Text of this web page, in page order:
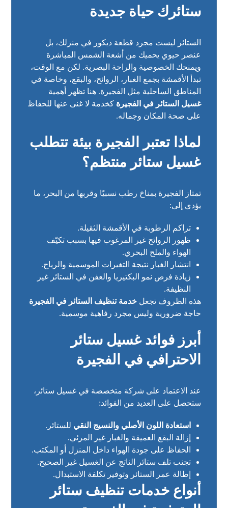
ستائرك حياة جديدة
الستائر ليست مجرد قطعة ديكور في منزلك، بل
عنصر حيوي يحميك من أشعة الشمس المباشرة
ويمنحك الخصوصية والراحة البصرية. لكن مع الوقت،
تبدأ الأقمشة بجمع الغبار، الروائح، والبقع، وخاصة في
المناطق الساحلية مثل الفجيرة. هنا تظهر أهمية
غسيل الستائر في الفجيرة كخدمة لا غنى عنها للحفاظ
على صحة المكان وجماله.
لماذا تعتبر الفجيرة بيئة تتطلب
غسيل ستائر منتظم؟
تمتاز الفجيرة بمناخ رطب نسبيًا وقربها من البحر، ما
يؤدي إلى:
تراكم الرطوبة في الأقمشة الثقيلة.
ظهور الروائح غير المرغوب فيها بسبب تكيّف
الهواء والملح البحري.
انتشار الغبار نتيجة التغيرات الموسمية والرياح.
زيادة فرص نمو البكتيريا والعفن في الستائر غير
النظيفة.
هذه الظروف تجعلخدمة تنظيف الستائر في الفجيرة
حاجة ضرورية وليس مجرد رفاهية موسمية.
أبرز فوائد غسيل ستائر
الاحترافي في الفجيرة
عند الاعتماد على شركة متخصصة في غسيل ستائر،
ستحصل على العديد من الفوائد:
استعادة اللون الأصلي والنسيج النقي للستائر.
إزالة البقع العميقة والغبار غير المرئي.
الحفاظ على جودة الهواء داخل المنزل أو المكتب.
تجنب تلف ستائر الناتج عن الغسيل غير الصحيح.
إطالة عمر الستائر وتوفير تكلفة الاستبدال.
أنواع خدمات تنظيف ستائر